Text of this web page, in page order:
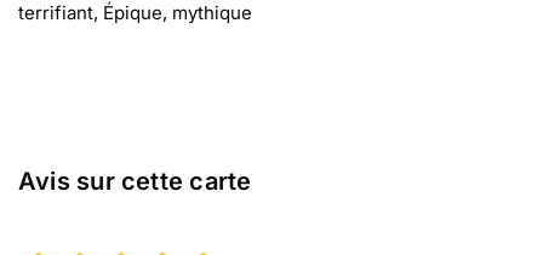
terrifiant, Épique, mythique
Avis sur cette carte